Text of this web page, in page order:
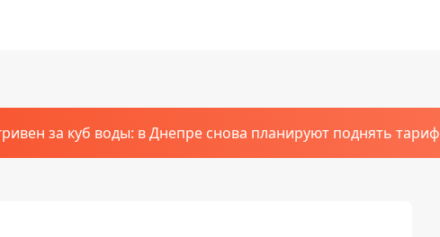
за куб воды: в Днепре снова планируют поднять тариф